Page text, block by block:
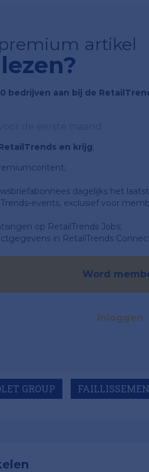
artikel
bedrijven aan bij de
en krijg;
dagelijks het
events, exclusief voor
op RetailTrends Jobs;
in RetailTrends
Word
Inloggen
GROUP